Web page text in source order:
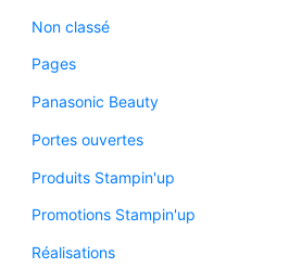
Non classé
Pages
Panasonic Beauty
Portes ouvertes
Produits Stampin'up
Promotions Stampin'up
Réalisations